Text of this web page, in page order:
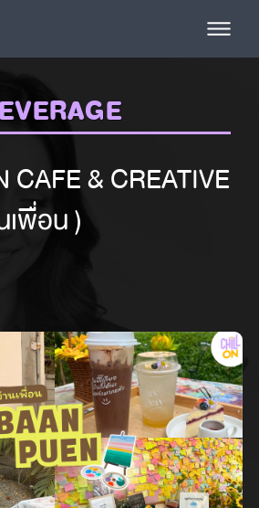
CAFE & CREATIVE
เพื่อน )